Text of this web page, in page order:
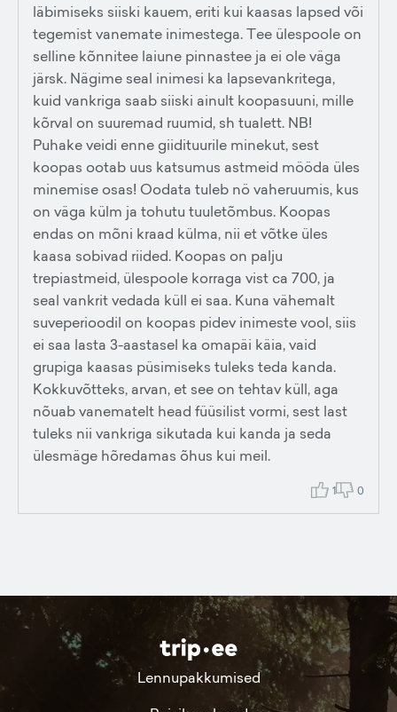
läbimiseks siiski kauem, eriti kui kaasas lapsed või
tegemist vanemate inimestega. Tee ülespoole on
selline kõnnitee laiune pinnastee ja ei ole väga
järsk. Nägime seal inimesi ka lapsevankritega,
kuid vankriga saab siiski ainult koopasuuni, mille
kõrval on suuremad ruumid, sh tualett. NB!
Puhake veidi enne giidituurile minekut, sest
koopas ootab uus katsumus astmeid mööda üles
minemise osas! Oodata tuleb nö vaheruumis, kus
on väga külm ja tohutu tuuletõmbus. Koopas
endas on mõni kraad külma, nii et võtke üles
kaasa sobivad riided. Koopas on palju
trepiastmeid, ülespoole korraga vist ca 700, ja
seal vankrit vedada küll ei saa. Kuna vähemalt
suveperioodil on koopas pidev inimeste vool, siis
ei saa lasta 3-aastasel ka omapäi käia, vaid
grupiga kaasas püsimiseks tuleks teda kanda.
Kokkuvõtteks, arvan, et see on tehtav küll, aga
nõuab vanematelt head füüsilist vormi, sest last
tuleks nii vankriga sikutada kui kanda ja seda
ülesmäge hõredamas õhus kui meil.
1 0
Lennupakkumised